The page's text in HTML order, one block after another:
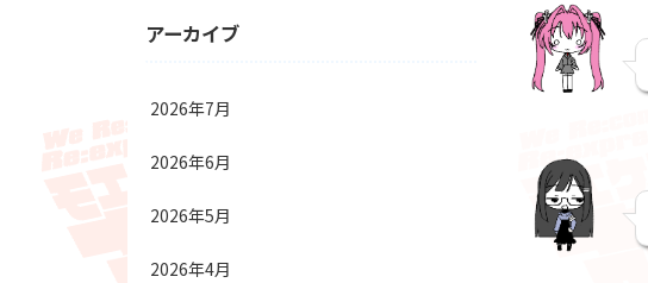
アーカイブ
2026年7月
2026年6月
2026年5月
2026年4月